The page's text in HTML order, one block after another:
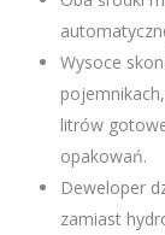
użyciu bez
Oba środki
Wysoce
litrów